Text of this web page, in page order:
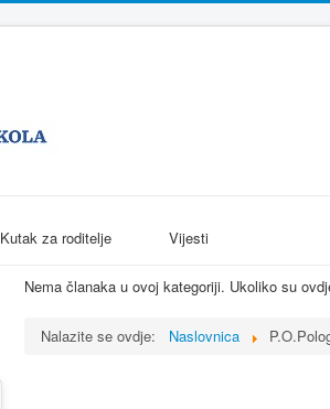
Kutak za roditelje Vijesti
Nema članaka u ovoj kategoriji. Ukoliko su
Nalazite se ovdje: Naslovnica